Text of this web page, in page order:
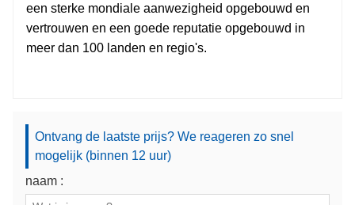
een sterke mondiale aanwezigheid opgebouwd en
vertrouwen en een goede reputatie opgebouwd in
meer dan 100 landen en regio's.
Ontvang de laatste prijs? We reageren zo snel
mogelijk (binnen 12 uur)
naam :